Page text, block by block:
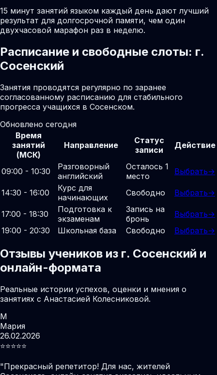
15 минут занятий языком каждый день дают лучший
результат для долгосрочной памяти, чем один
двухчасовой марафон раз в неделю.
Расписание и свободные слоты: г.
Сосенский
Занятия проводятся регулярно по заранее
согласованному расписанию для стабильного
прогресса учащихся в Сосенском.
Обновлено сегодня
Время
занятий
(МСК)
Направление
Статус
записи
Действие
09:00 - 10:30
Разговорный
английский
Осталось 1
место
Выбрать→
14:30 - 16:00
Курс для
начинающих
Свободно Выбрать→
17:00 - 18:30
Подготовка к
экзаменам
Запись на
бронь
Выбрать→
19:00 - 20:30
Школьная база Свободно Выбрать→
Отзывы учеников из г. Сосенский и
онлайн-формата
Реальные истории успехов, оценки и мнения о
занятиях с Анастасией Колесниковой.
М
Мария
26.02.2026
⭐️⭐️⭐️⭐️⭐️
"Прекрасный репетитор! Для нас, жителей